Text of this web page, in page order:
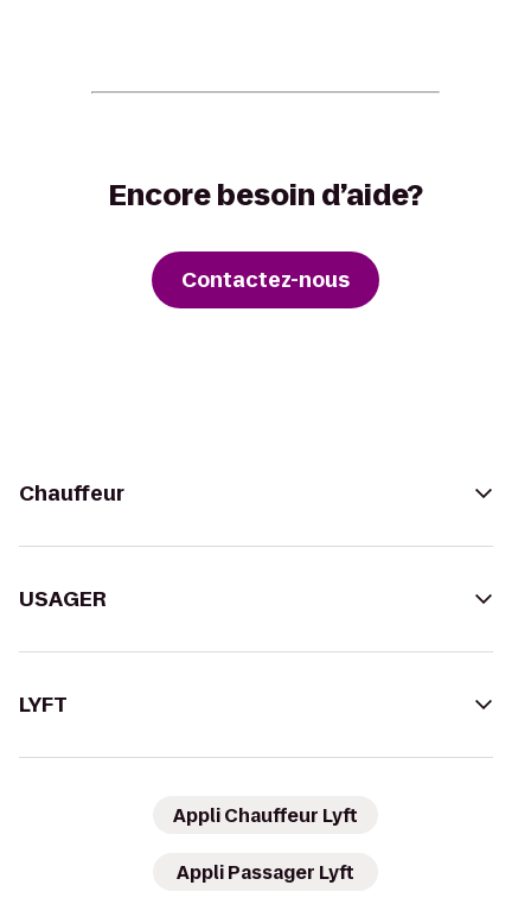
Encore besoin d’aide?
Contactez-nous
Chauffeur
USAGER
LYFT
Appli Chauffeur Lyft
Appli Passager Lyft